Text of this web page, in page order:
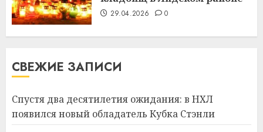
29.04.2026 0
СВЕЖИЕ ЗАПИСИ
Спустя два десятилетия ожидания: в НХЛ
появился новый обладатель Кубка Стэнли